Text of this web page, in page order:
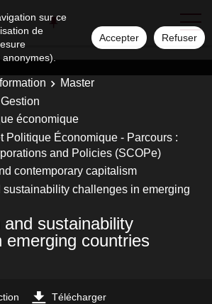
sur ce
de
Accepter Refuser
Master
économique
Politique Économique - Parcours :
and Policies (SCOPe)
contemporary capitalism
sustainability challenges in emerging
sustainability
emerging countries
Télécharger